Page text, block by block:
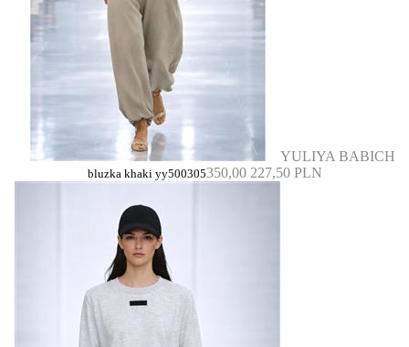
YULIYA BABICH
bluzka khaki yy500305350,00 227,50 PLN